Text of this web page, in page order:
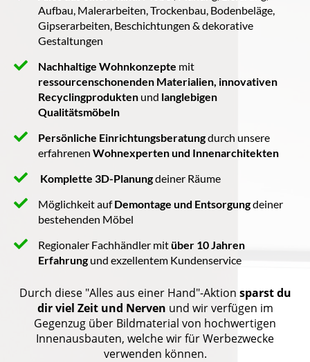
Aufbau, Malerarbeiten, Trockenbau, Bodenbeläge,
Gipserarbeiten, Beschichtungen & dekorative
Gestaltungen
Nachhaltige Wohnkonzepte mit
ressourcenschonenden Materialien, innovativen
Recyclingprodukten und langlebigen
Qualitätsmöbeln
Persönliche Einrichtungsberatungdurch unsere
erfahrenen Wohnexperten und Innenarchitekten
Komplette 3D-Planungdeiner Räume
Möglichkeit aufDemontage und Entsorgungdeiner
bestehenden Möbel
Regionaler Fachhändler mitüber 10 Jahren
Erfahrung und exzellentem Kundenservice
Durch diese "Alles aus einer Hand"-Aktion sparst du
dir viel Zeit und Nerven und wir verfügen im
Gegenzug über Bildmaterial von hochwertigen
Innenausbauten, welche wir für Werbezwecke
verwenden können.